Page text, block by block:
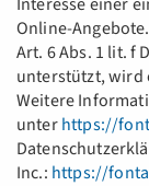
Online-
Art. 6 Abs. 1 lit. f
unterstützt, wird
Weitere
unterhttps://
Inc.: https://